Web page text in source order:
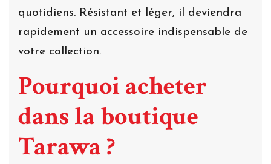
quotidiens. Résistant et léger, il deviendra
rapidement un accessoire indispensable de
votre collection.
Pourquoi acheter
dans la boutique
Tarawa ?